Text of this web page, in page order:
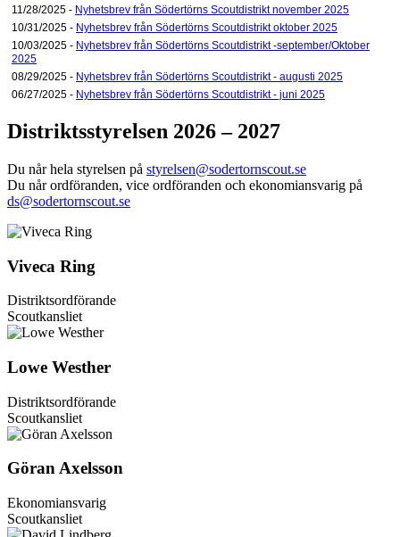
11/28/2025 - Nyhetsbrev från Södertörns Scoutdistrikt november 2025
10/31/2025 - Nyhetsbrev från Södertörns Scoutdistrikt oktober 2025
10/03/2025 - Nyhetsbrev från Södertörns Scoutdistrikt -september/Oktober
2025
08/29/2025 - Nyhetsbrev från Södertörns Scoutdistrikt - augusti 2025
06/27/2025 - Nyhetsbrev från Södertörns Scoutdistrikt - juni 2025
Distriktsstyrelsen 2026 – 2027
Du når hela styrelsen på styrelsen@sodertornscout.se
Du når ordföranden, vice ordföranden och ekonomiansvarig på
ds@sodertornscout.se
Viveca Ring
Distriktsordförande
Scoutkansliet
Lowe Westher
Distriktsordförande
Scoutkansliet
Göran Axelsson
Ekonomiansvarig
Scoutkansliet